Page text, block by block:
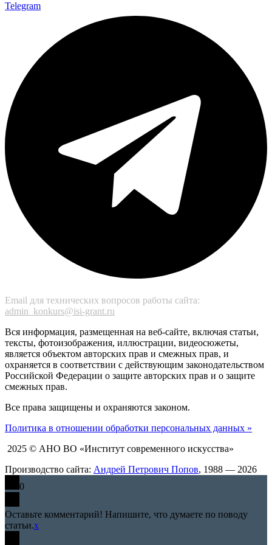
Telegram
Email для технических вопросов работы сайта:
admin_konkurs@isi-grant.ru
Вся информация, размещенная на веб-сайте, включая статьи,
тексты, фотоизображения, иллюстрации, видеосюжеты,
является объектом авторских прав и смежных прав, и
охраняется в соответствии с действующим законодательством
Российской Федерации о защите авторских прав и о защите
смежных прав.
Все права защищены и охраняются законом.
Политика в отношении обработки персональных данных »
2025 © АНО ВО «Институт современного искусства»
Производство сайта: Андрей Петрович Попов, 1988 — 2026
0
Оставьте комментарий! Напишите, что думаете по поводу
статьи.x